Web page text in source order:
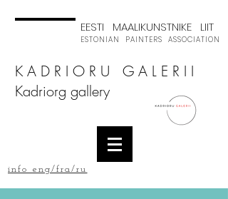
EESTI MAALIKUNSTNIKE LIIT
ESTONIAN PAINTERS ASSOCIATION
K A D R I O R U G A L E R I I
Kadriorg gallery
info eng/fra/ru